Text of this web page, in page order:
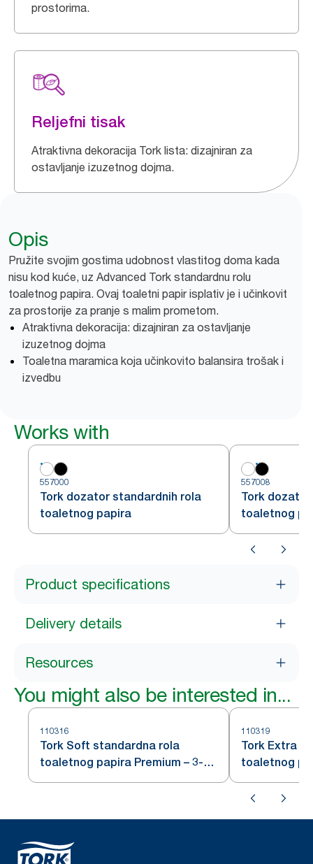
prostorima.
Reljefni tisak
Atraktivna dekoracija Tork lista: dizajniran za
ostavljanje izuzetnog dojma.
Opis
Pružite svojim gostima udobnost vlastitog doma kada
nisu kod kuće, uz Advanced Tork standardnu rolu
toaletnog papira. Ovaj toaletni papir isplativ je i učinkovit
za prostorije za pranje s malim prometom.
Atraktivna dekoracija: dizajniran za ostavljanje
izuzetnog dojma
Toaletna maramica koja učinkovito balansira trošak i
izvedbu
Works with
557000
Tork dozator standardnih rola
toaletnog papira
557008
Tork
toaletnog
Product specifications
Delivery details
Resources
You might also be interested in...
110316
Tork Soft standardna rola
toaletnog papira Premium – 3-
slojna
110319
Tork Extra
toaletnog
slojna